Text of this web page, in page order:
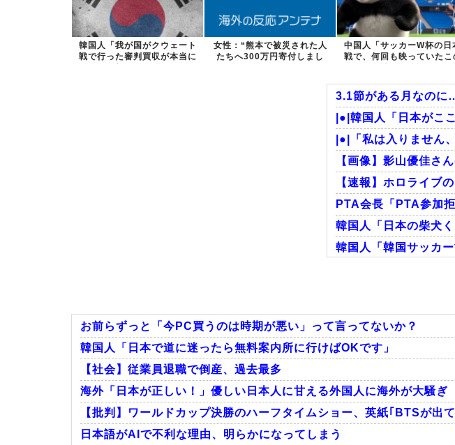
韓国人「我が国がクウェート
戦で行った審判買収が本当に
女性：“熊本で被災された人
たちへ300万円寄付しまし
中国人「サッカーW杯の日
戦で、何回も映っていたこ
3.1節がある月なのに
|●|韓国人「日本がこ
|●|「私は入りません
【画像】影山優佳さ
【速報】ホロライブ
PTA会長「PTA参加
韓国人「日本の柴犬
韓国人「韓国サッカ
韓国人「“韓国サッカ
Powered by livedoor
お前らずっと「今PC買うのは時期が悪い」って言ってないか？
韓国人「日本で道に迷ったら無料案内所に行けばOKです」
【社会】従業員退職で倒産、過去最多
海外「日本が正しい！」優しい日本人に甘える外国人に海外が大騒ぎ
【批判】ワールドカップ決勝のハーフタイムショー、英紙｢BTSが出
日本語がAIで不利な理由、明らかになってしまう